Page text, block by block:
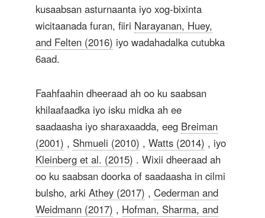
kusaabsan asturnaanta iyo xog-bixinta
wicitaanada furan, fiiri Narayanan, Huey,
and Felten (2016) iyo wadahadalka cutubka
6aad.
Faahfaahin dheeraad ah oo ku saabsan
khilaafaadka iyo isku midka ah ee
saadaasha iyo sharaxaadda, eeg Breiman
(2001) , Shmueli (2010) , Watts (2014) , iyo
Kleinberg et al. (2015) . Wixii dheeraad ah
oo ku saabsan doorka of saadaasha in cilmi
bulsho, arki Athey (2017) , Cederman and
Weidmann (2017) , Hofman, Sharma, and